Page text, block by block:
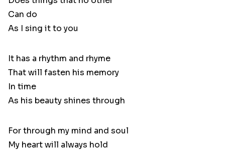
Can do
As I sing it to you
It has a rhythm and rhyme
That will fasten his memory
In time
As his beauty shines through
For through my mind and soul
My heart will always hold